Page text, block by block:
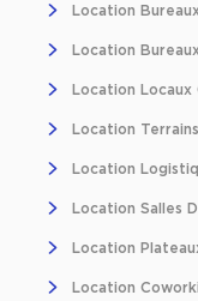
Location
Location
Location Locaux
Location
Location
Location Salles
Location
Location